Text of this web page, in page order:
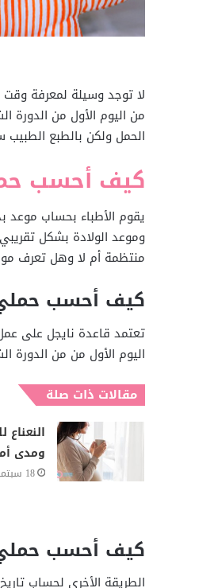
لا توجد وسيلة لمعرفة
من اليوم الأول من الدورة
الحمل ولكن بالطبع
كيف أحسب
يقوم الأطباء بحساب موعد
وموعد الولادة بشكل
منتظمة أم لا وهل تعرف
كيف أحسب
تعتمد قاعدة نايجل على
اليوم الأول من من الدورة
مقالات ذات صلة
ومدى
18 سبتمبر، 2022
كيف أحسب
الطريقة الأخرى لحساب